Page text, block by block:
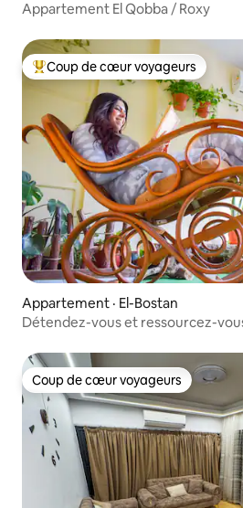
Appartement El Qobba / Roxy
Coup de cœur voyageurs parmi les
Coup de cœur voyageurs
Appartement · El-Bostan
Détendez-vous et ressourcez-
Coup de cœur voyageurs
Coup de cœur voyageurs